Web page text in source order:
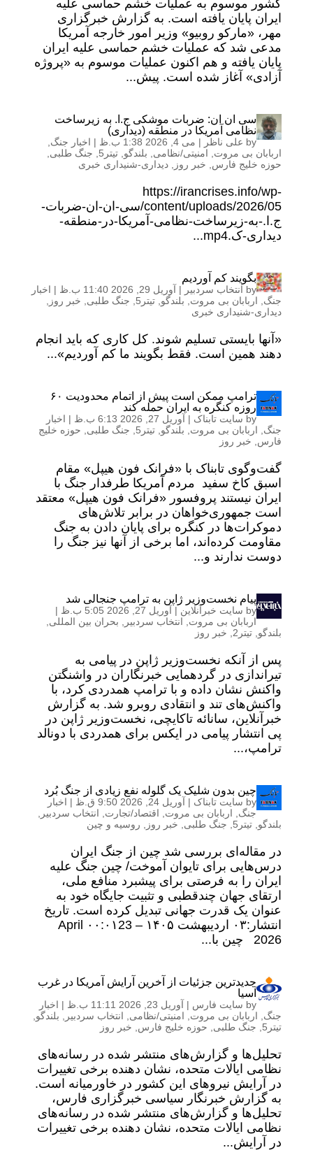
کشور موسوم به عملیات خشم حماسی علیه
ایران پایان یافته است. به گزارش خبرگزاری
مهر، «مارکو روبیو» وزیر امور خارجه آمریکا
مدعی شد که عملیات خشم حماسی علیه ایران
پایان یافته و هم اکنون عملیات موسوم به «پروژه
آزادی» آغاز شده است. پیش...
سی ان ان: ضربات موشکی ج.ا. به زیرساخت
نظامی آمریکا در منطقه (دیداری)
by علی ناظر | می 4, 2026 1:38 ب.ظ | اخبار جنگ
اربابان بی مروت
امنیتی/نظامی بلندگو تیتر5 جنگ طلبی
حوزه خلیج فارس
خبر روز دیداری-شنیداری خبری
https://irancrises.info/wp-
content/uploads/2026/05/سی-ان-ان-ضربات-
ج.ا.-به-زیرساخت-نظامی-آمریکا-در-منطقه-
دیداری-ک.mp4...
بگویند کم آوردیم
by انتخاب سردبیر | آوریل 29, 2026 11:40 ب.ظ | اخبار
جنگ
اربابان بی مروت بلندگو تیتر5 جنگ طلبی خبر روز
دیداری-شنیداری خبری
«آنها بایستی تسلیم شوند. کل کاری که باید انجام
دهند همین است. فقط بگویند ما کم آوردیم»...
ترامپ ممکن است پیش از اتمام محدودیت ۶۰
روزه کنگره به ایران حمله کند
by سایت تابناک | آوریل 27, 2026 6:13 ب.ظ | اخبار
جنگ
اربابان بی مروت بلندگو تیتر5 جنگ طلبی
حوزه خلیج
فارس
خبر روز
گفت‌و‌گوی تابناک با «فرانک فون هیپل» مقام
اسبق کاخ سفید مردم آمریکا طرفدار جنگ با
ایران نیستند پروفسور «فرانک فون هیپل» معتقد
است جمهوری‌خواهان در برابر تلاش‌های
دموکرات‌ها در کنگره برای پایان دادن به جنگ
مقاومت کرده‌اند، اما برخی از آنها نیز جنگ را
دوست ندارند و...
پیام نخست‌وزیر ژاپن به ترامپ جنجالی شد
by سایت خبرآنلاین | آوریل 27, 2026 5:05 ب.ظ
|
اربابان بی مروت
انتخاب سردبیر بحران بین المللی
بلندگو تیتر2 خبر روز
پس از آنکه نخست‌وزیر ژاپن در پیامی به
تیراندازی در گردهمایی خبرنگاران در واشنگتن
واکنش نشان داده و با ترامپ همدردی کرد، با
واکنش‌های تند و انتقادی روبرو شد. به گزارش
خبرآنلاین، سانائه تاکایچی، نخست‌وزیر ژاپن در
پی انتشار پیامی در ایکس برای همدردی با دونالد
ترامپ،...
چین بدون شلیک یک گلوله نفع زیادی از جنگ بُرد
by سایت تابناک | آوریل 24, 2026 9:50 ق.ظ | اخبار
جنگ
اربابان بی مروت اقتصاد/تجارت انتخاب سردبیر
بلندگو تیتر5 جنگ طلبی خبر روز روسیه و چین
در مقاله‌ای بررسی شد چین از جنگ ایران
درس‌هایی برای تایوان آموخت/ چین جنگ علیه
ایران را به فرصتی برای پیشبرد منافع ملی،
ارتقای جهان چندقطبی و تثبیت جایگاه خود به
عنوان یک قدرت جهانی تبدیل کرده است. تاریخ
انتشار:۰۳ ارديبهشت ۱۴۰۵ – ۰۰:۰۱23 April
2026 چین با...
جدیدترین جزئیات از آخرین آرایش آمریکا در غرب
آسیا
by سایت فارس | آوریل 23, 2026 11:11 ب.ظ | اخبار
جنگ
اربابان بی مروت امنیتی/نظامی انتخاب سردبیر بلندگو
تیتر5
جنگ طلبی حوزه خلیج فارس خبر روز
تحلیل‌ها و گزارش‌های منتشر شده در رسانه‌های
نظامی ایالات متحده، نشان دهنده برخی تغییرات
در آرایش نیروهای این کشور در خاورمیانه است.
به گزارش خبرنگار سیاسی خبرگزاری فارس،
تحلیل‌ها و گزارش‌های منتشر شده در رسانه‌های
نظامی ایالات متحده، نشان دهنده برخی تغییرات
در آرایش...